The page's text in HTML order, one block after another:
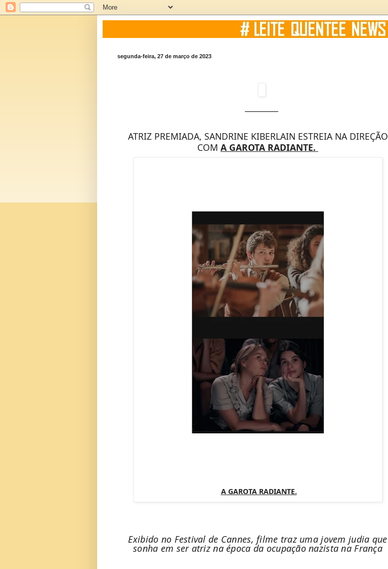
segunda-feira, 27 de março de 2023
ATRIZ PREMIADA, SANDRINE KIBERLAIN ESTREIA NA DIREÇÃO
COM A GAROTA RADIANTE.
A GAROTA RADIANTE.
Exibido no Festival de Cannes, filme traz uma jovem judia que
sonha em ser atriz na época da ocupação nazista na França